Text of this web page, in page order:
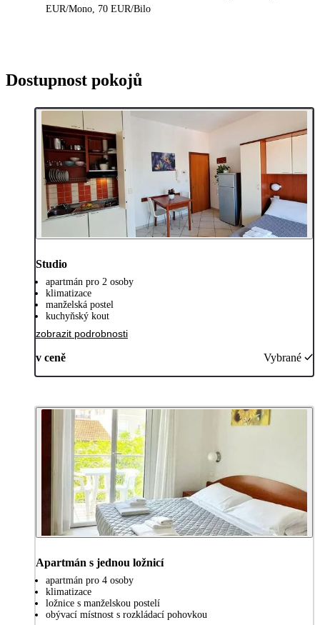
EUR/Mono, 70 EUR/Bilo
Dostupnost pokojů
Studio
apartmán pro 2 osoby
klimatizace
manželská postel
kuchyňský kout
zobrazit podrobnosti
v ceně Vybrané
Apartmán s jednou ložnicí
apartmán pro 4 osoby
klimatizace
ložnice s manželskou postelí
obývací místnost s rozkládací pohovkou